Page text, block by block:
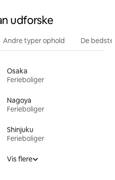
udforske
Andre typer ophold De
Osaka
Ferieboliger
Nagoya
Ferieboliger
Shinjuku
Ferieboliger
Vis flere